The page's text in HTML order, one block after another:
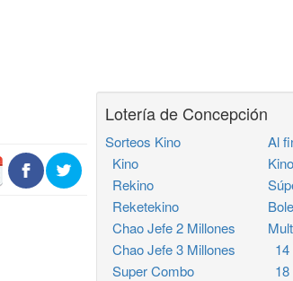
Lotería de Concepción
Sorteos Kino
Kino
Rekino
Reketekino
Chao Jefe 2 Millones
Chao Jefe 3 Millones
Super Combo
Al